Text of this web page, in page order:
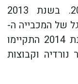
ישראל שהתקיימה בשנת 2004. בשנת 2013
של המכבייה ה-
19, כולל משחק הגמר. החל משנת 2014 התקיימו
וקבוצות